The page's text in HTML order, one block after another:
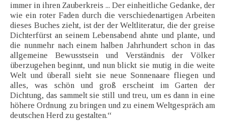
immer in ihren Zauberkreis ... Der einheitliche Gedanke, der
wie ein roter Faden durch die verschiedenartigen Arbeiten
dieses Buches zieht, ist der der Weltliteratur, die der greise
Dichterfürst an seinem Lebensabend ahnte und plante, und
die nunmehr nach einem halben Jahrhundert schon in das
allgemeine Bewusstsein und Verständnis der Völker
überzugehen beginnt, und nun blickt sie mutig in die weite
Welt und überall sieht sie neue Sonnenaare fliegen und
alles, was schön und groß erscheint im Garten der
Dichtung, das sammelt sie still und treu, um es dann in eine
höhere Ordnung zu bringen und zu einem Weltgespräch am
deutschen Herd zu gestalten.“